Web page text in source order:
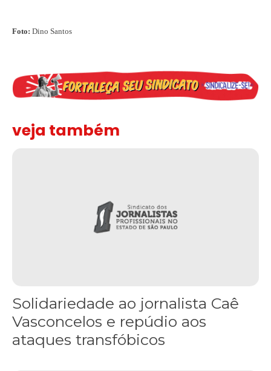
Foto: Dino Santos
veja também
Solidariedade ao jornalista Caê
Vasconcelos e repúdio aos
ataques transfóbicos